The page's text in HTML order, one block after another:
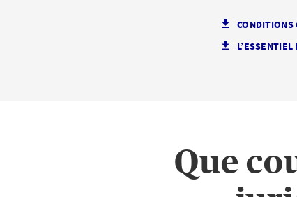
CONDITIONS
L’ESSENTIEL
Que